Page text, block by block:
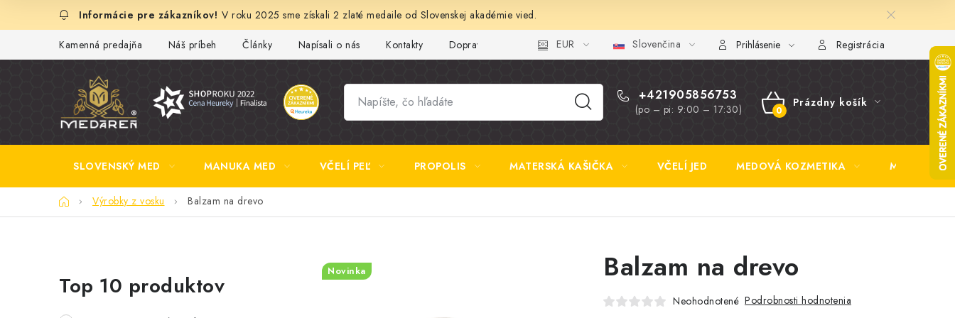
V roku 2025 sme získali 2 zlaté medaile od Slovenskej akadémie vied.
Kamenná predajňa Náš príbeh Články Napísali o nás Kontakty Doprava a platba Najčastejšie otázky FAQ Fotogaléria Obchodné podmienky Ochrana
EUR Slovenčina Prihlásenie Registrácia
+421905856753
(po – pi: 9:00 – 17:30)
NÁKUPNÝ
KOŠÍK
Prázdny košík
SLOVENSKÝ MED MANUKA MED VČELÍ PEĽ PROPOLIS MATERSKÁ KAŠIČKA VČELÍ JED MEDOVÁ KOZMETIKA MEDOVINA
DomovVýrobky z vosku Balzam na drevo
o
Top 10 produktov
Balzam na drevo
Neohodnotené Podrobnosti hodnotenia
Novinka